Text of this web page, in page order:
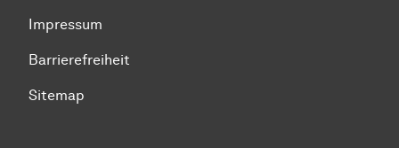
Impressum
Barrierefreiheit
Sitemap